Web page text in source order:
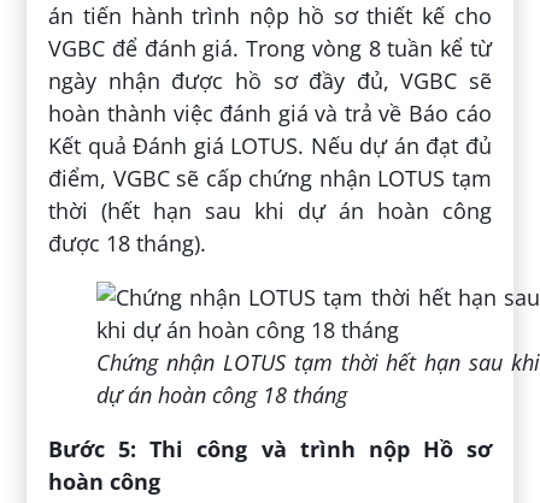
án tiến hành trình nộp hồ sơ thiết kế cho
VGBC để đánh giá. Trong vòng 8 tuần kể từ
ngày nhận được hồ sơ đầy đủ, VGBC sẽ
hoàn thành việc đánh giá và trả về Báo cáo
Kết quả Đánh giá LOTUS. Nếu dự án đạt đủ
điểm, VGBC sẽ cấp chứng nhận LOTUS tạm
thời (hết hạn sau khi dự án hoàn công
được 18 tháng).
Chứng nhận LOTUS tạm thời hết hạn sau khi
dự án hoàn công 18 tháng
Bước 5: Thi công và trình nộp Hồ sơ
hoàn công